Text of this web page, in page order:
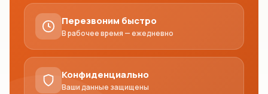
Перезвоним быстро
В рабочее время — ежедневно
Конфиденциально
Ваши данные защищены